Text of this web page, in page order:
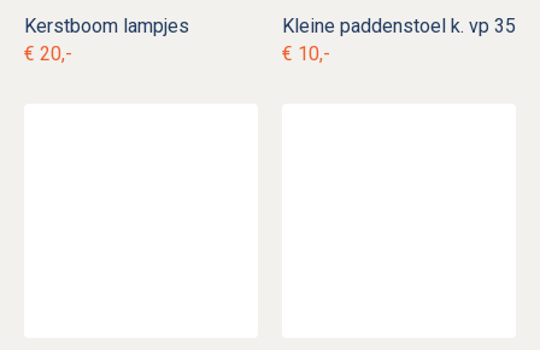
Kerstboom lampjes
€ 20,-
Kleine paddenstoel k. vp 35
€ 10,-